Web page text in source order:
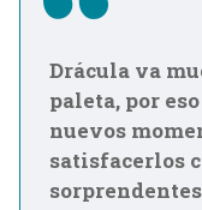
Drácula va
paleta, por
nuevos
satisfacerlos